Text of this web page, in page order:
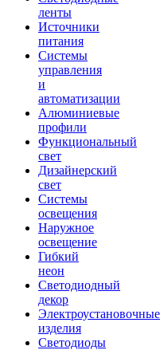
ленты
Источники
питания
Системы
управления
и
автоматизации
Алюминиевые
профили
Функциональный
свет
Дизайнерский
свет
Системы
освещения
Наружное
освещение
Гибкий
неон
Светодиодный
декор
Электроустановочные
изделия
Светодиоды